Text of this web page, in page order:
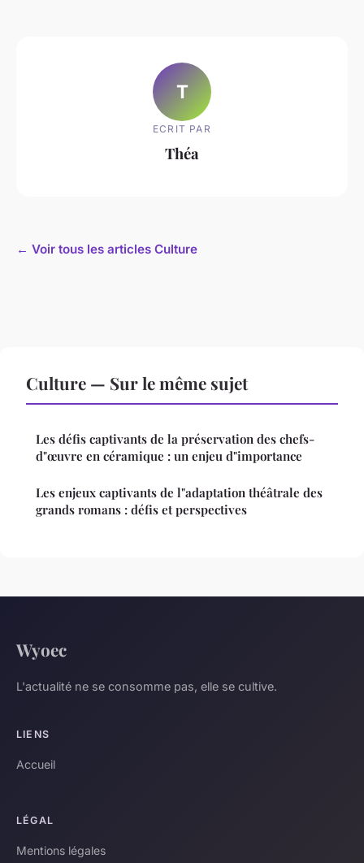
T
ECRIT PAR
Théa
← Voir tous les articles Culture
Culture — Sur le même sujet
Les défis captivants de la préservation des chefs-
d"œuvre en céramique : un enjeu d"importance
Les enjeux captivants de l"adaptation théâtrale des
grands romans : défis et perspectives
Wyoec
L'actualité ne se consomme pas, elle se cultive.
LIENS
Accueil
LÉGAL
Mentions légales